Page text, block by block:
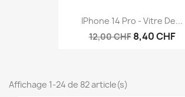
IPhone 14 Pro - Vitre De...
12,00 CHF 8,40 CHF
Affichage 1-24 de 82 article(s)